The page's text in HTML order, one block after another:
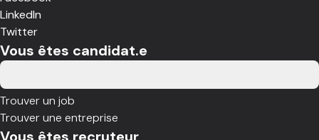
LinkedIn
Twitter
Vous êtes candidat.e
Trouver un job
Trouver une entreprise